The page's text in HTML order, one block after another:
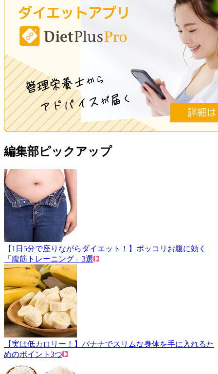
編集部ピックアップ
【1日5分で座りながらダイエット！】ポッコリお腹に効く
「腹筋トレーニング」3選
【実は低カロリー！】バナナでスリムな身体を手に入れるた
めのポイント3つ